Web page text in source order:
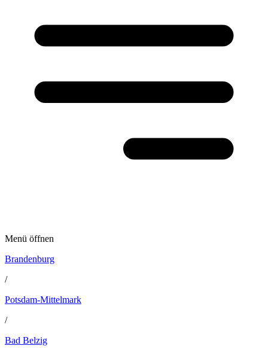
Menü öffnen
Brandenburg
/
Potsdam-Mittelmark
/
Bad Belzig